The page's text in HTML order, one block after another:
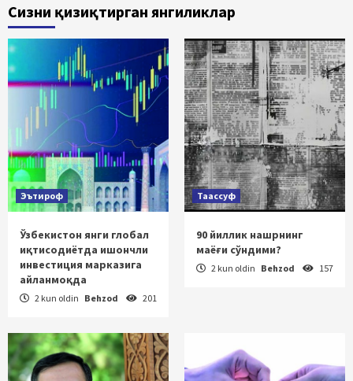
Сизни қизиқтирган янгиликлар
Эътироф
Ўзбекистон янги глобал
иқтисодиётда ишончли
инвестиция марказига
айланмоқда
2 kun oldin Behzod 201
Таассуф
90 йиллик нашрнинг
маёғи сўндими?
2 kun oldin Behzod 157